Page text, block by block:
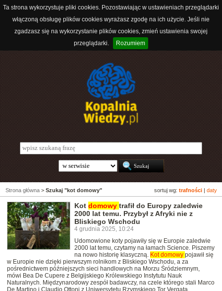
Ta strona wykorzystuje pliki cookies. Pozostawiając w ustawieniach przeglądarki
włączoną obsługę plików cookies wyrażasz zgodę na ich użycie. Jeśli nie
zgadzasz się na wykorzystanie plików cookies, zmień ustawienia swojej
przeglądarki.
Rozumiem
sortuj wg: trafności daty
Strona główna > Szukaj "kot domowy"
Kot domowy trafił do Europy zaledwie
2000 lat temu. Przybył z Afryki nie z
Bliskiego Wschodu
4 grudnia 2025, 10:24
Udomowione koty pojawiły się w Europie zaledwie
2000 lat temu, czytamy na łamach Science. Piszemy
na nowo historię klasyczną. Kotdomowy pojawił się
w Europie nie dzięki pierwszym rolnikom z Bliskiego Wschodu, a za
pośrednictwem późniejszych sieci handlowych na Morzu Śródziemnym,
mówi Bea De Cupere z Belgijskiego Królewskiego Instytutu Nauk
Naturalnych. Międzynarodowy zespół badawczy, na czele którego stali Marco